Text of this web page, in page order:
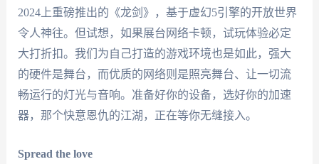
2024上重磅推出的《龙剑》，基于虚幻5引擎的开放世界
令人神往。但试想，如果展台网络卡顿，试玩体验必定
大打折扣。我们为自己打造的游戏环境也是如此，强大
的硬件是舞台，而优质的网络则是照亮舞台、让一切流
畅运行的灯光与音响。准备好你的设备，选好你的加速
器，那个快意恩仇的江湖，正在等你无缝接入。
Spread the love